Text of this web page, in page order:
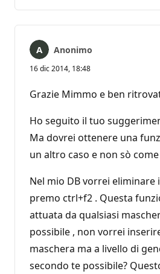
Anonimo
16 dic 2014, 18:48
Grazie Mimmo e ben
Ho seguito il tuo
Ma dovrei ottenere una
un altro caso e non sò
Nel mio DB vorrei
premo ctrl+f2 . Questa
attuata da qualsiasi
possibile , non vorrei
maschera ma a livello di
secondo te possibile?